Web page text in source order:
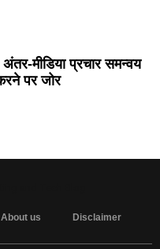
मीडिया प्रचार समन्वय
पर जोर
About us Disclaimer